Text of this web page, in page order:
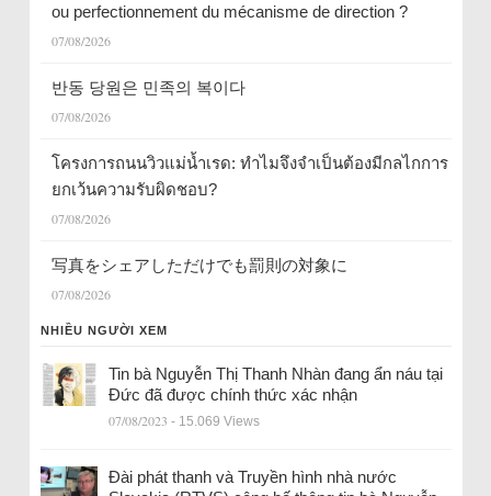
ou perfectionnement du mécanisme de direction ?
07/08/2026
반동 당원은 민족의 복이다
07/08/2026
โครงการถนนวิวแม่น้ำเรด: ทำไมจึงจำเป็นต้องมีกลไกการ
ยกเว้นความรับผิดชอบ?
07/08/2026
写真をシェアしただけでも罰則の対象に
07/08/2026
NHIỀU NGƯỜI XEM
Tin bà Nguyễn Thị Thanh Nhàn đang ẩn náu tại
Đức đã được chính thức xác nhận
07/08/2023 - 15.069 Views
Đài phát thanh và Truyền hình nhà nước